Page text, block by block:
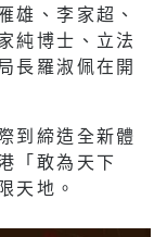
雄、李家超、
純博士、立法
長羅淑佩在開
到締造全新體
「敢為天下
天地。